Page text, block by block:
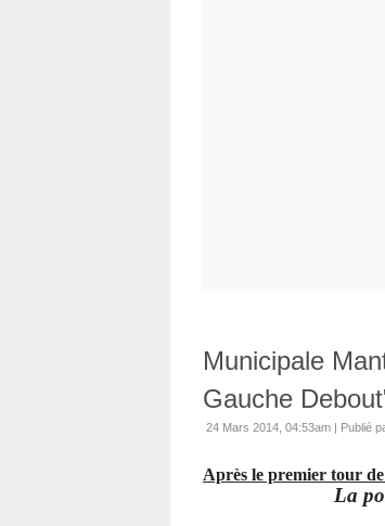
Municipale
Gauche
24 Mars 2014, 04:53am | Publié
Après le premier tour
La